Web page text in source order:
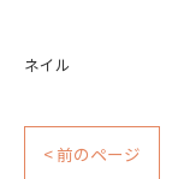
ネイル
< 前のページ